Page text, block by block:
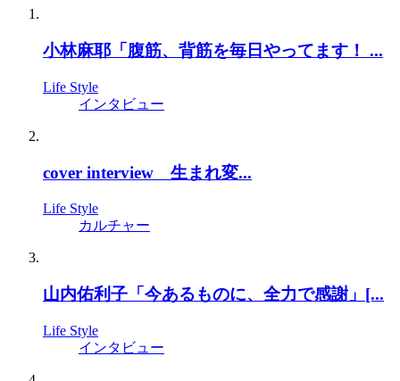
小林麻耶「腹筋、背筋を毎日やってます！ ...
Life Style
インタビュー
cover interview 生まれ変...
Life Style
カルチャー
山内佑利子「今あるものに、全力で感謝」[...
Life Style
インタビュー